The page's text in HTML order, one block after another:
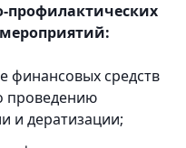
профилактических
финансовых средств
проведению
и дератизации;